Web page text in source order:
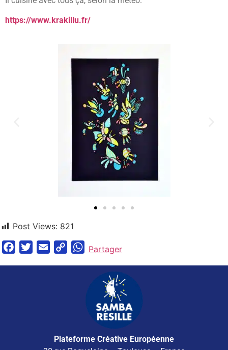
https://www.krakillu.fr/
Post Views: 821
FacebookTwitterEmail
Copy WhatsApp
Partager
Plateforme Créative Européenne